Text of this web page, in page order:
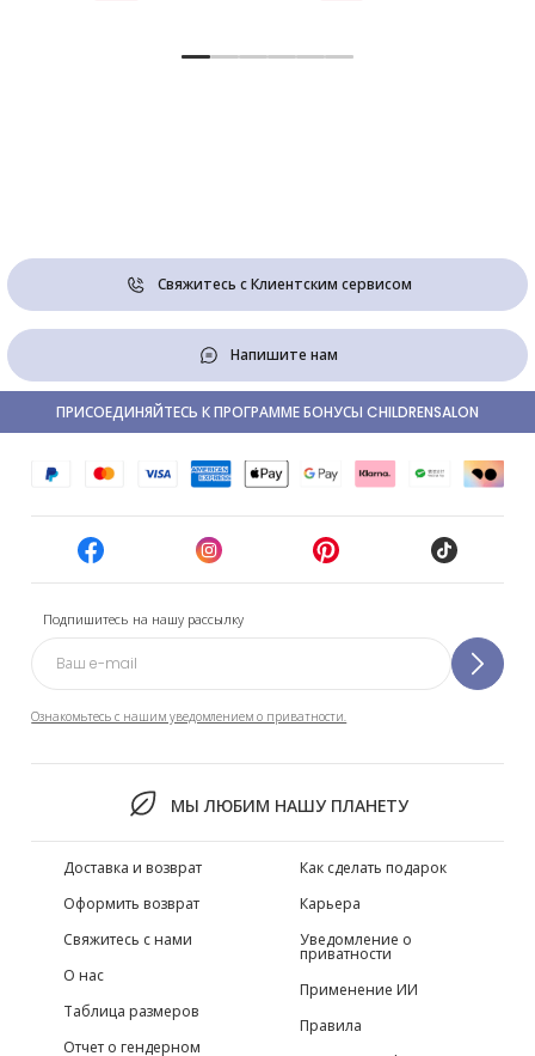
Свяжитесь с Клиентским сервисом
Напишите нам
Подпишитесь на нашу рассылку
Ознакомьтесь с нашим уведомлением о приватности.
МЫ ЛЮБИМ НАШУ ПЛАНЕТУ
ПРИСОЕДИНЯЙТЕСЬ К ПРОГРАММЕ БОНУСЫ CHILDRENSALON
Доставка и возврат
Оформить возврат
Свяжитесь с нами
О нас
Таблица размеров
Отчет о гендерном
Как сделать подарок
Карьера
Уведомление о
приватности
Применение ИИ
Правила